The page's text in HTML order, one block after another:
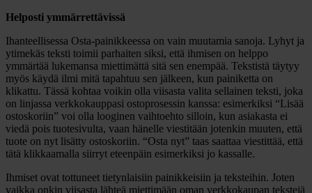
Helposti ymmärrettävissä
Ihanteellisessa Osta-painikkeessa on vain muutamia sanoja. Lyhyt ja
ytimekäs teksti toimii parhaiten siksi, että ihmisen on helppo
ymmärtää lukemansa miettimättä sitä sen enempää. Tekstistä täytyy
myös käydä ilmi mitä tapahtuu sen jälkeen, kun painiketta on
klikattu. Tässä kohtaa voikin olla viisasta valita sellainen teksti, joka
on linjassa verkkokauppasi ostoprosessin kanssa: esimerkiksi “Lisää
ostoskoriin” voi olla looginen vaihtoehto silloin, kun asiakasta ei
viedä pois tuotesivulta, vaan hänelle viestitään jotenkin muuten, että
tuote on nyt lisätty ostoskoriin. “Osta nyt” taas saattaa viestittää, että
tätä klikkaamalla siirryt eteenpäin esimerkiksi jo kassalle.
Ihmiset ovat tottuneet tietynlaisiin painikkeisiin ja teksteihin. Joten
vaikka onkin viisasta lähteä miettimään oman verkkokaupan tekstejä